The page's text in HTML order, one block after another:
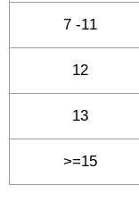
7 -11
12
13
>=15